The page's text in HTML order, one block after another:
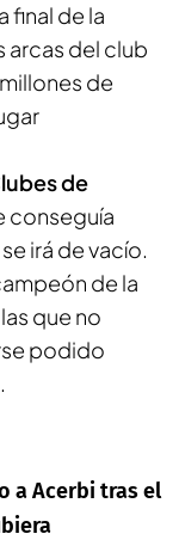
final de la
arcas del club
de
de
conseguía
irá de vacío.
de la
que no
podido
a Acerbi tras el